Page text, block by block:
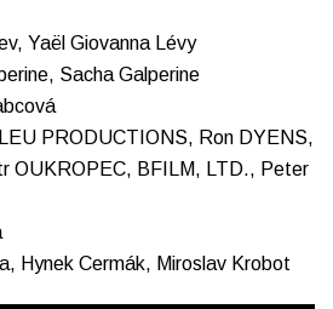
Yaël Giovanna Lévy
Sacha Galperine
PRODUCTIONS, Ron DYENS,
OUKROPEC, BFILM, LTD., Peter
Hynek Cermák, Miroslav Krobot